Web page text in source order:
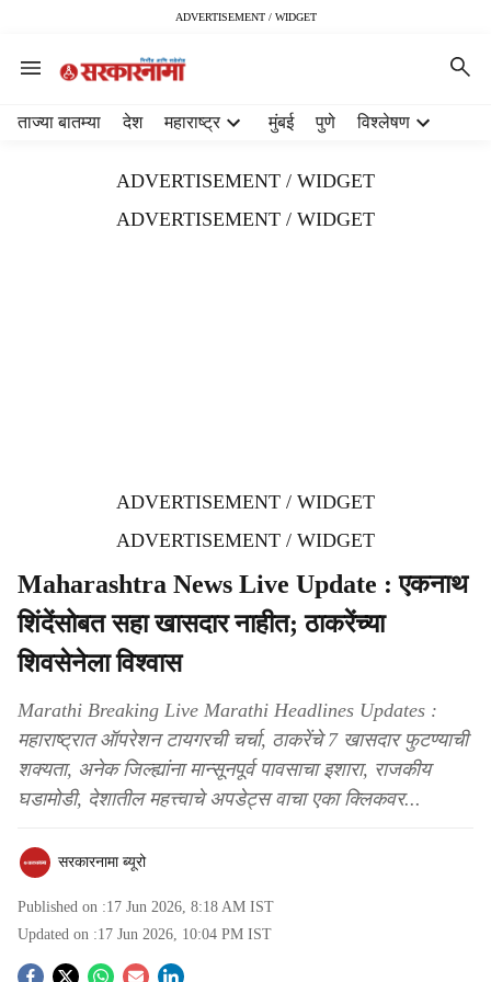
ADVERTISEMENT / WIDGET
ताज्या बातम्या देश महाराष्ट्र मुंबई पुणे विश्लेषण
ADVERTISEMENT / WIDGET
ADVERTISEMENT / WIDGET
ADVERTISEMENT / WIDGET
ADVERTISEMENT / WIDGET
Maharashtra News Live Update : एकनाथ
शिंदेंसोबत सहा खासदार नाहीत; ठाकरेंच्या
शिवसेनेला विश्वास
Marathi Breaking Live Marathi Headlines Updates :
महाराष्ट्रात ऑपरेशन टायगरची चर्चा, ठाकरेंचे 7 खासदार फुटण्याची
शक्यता, अनेक जिल्ह्यांना मान्सूनपूर्व पावसाचा इशारा, राजकीय
घडामोडी, देशातील महत्त्वाचे अपडेट्स वाचा एका क्लिकवर...
सरकारनामा ब्यूरो
Published on :17 Jun 2026, 8:18 AM IST
Updated on :17 Jun 2026, 10:04 PM IST